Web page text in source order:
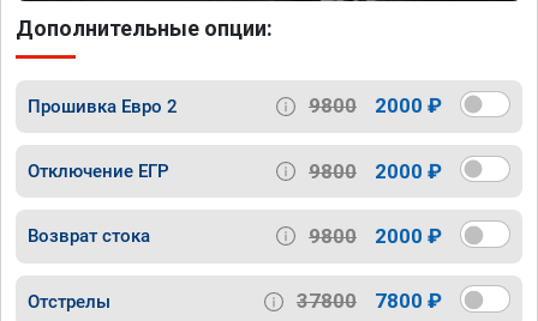
Дополнительные опции:
Прошивка Евро 2 9800 2000 ₽
Отключение ЕГР 9800 2000 ₽
Возврат стока 9800 2000 ₽
Отстрелы 37800 7800 ₽